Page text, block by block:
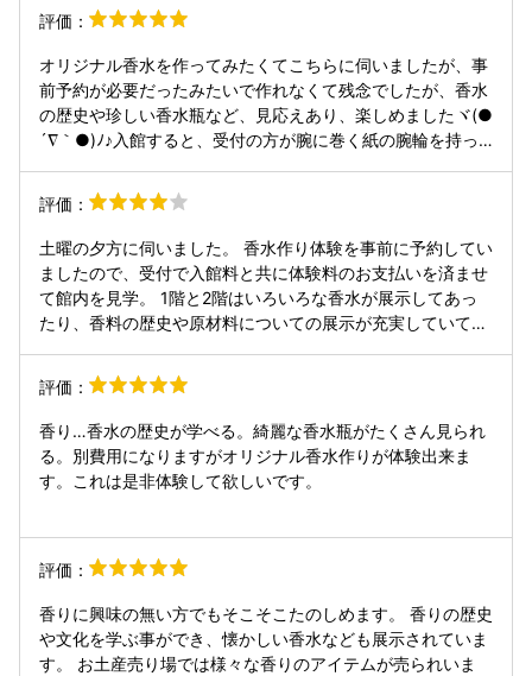
評価：
オリジナル香水を作ってみたくてこちらに伺いましたが、事
前予約が必要だったみたいで作れなくて残念でしたが、香水
の歴史や珍しい香水瓶など、見応えあり、楽しめましたヾ(●
´∇｀●)ﾉ♪入館すると、受付の方が腕に巻く紙の腕輪を持っ
好きな香りをその腕輪に一滴垂らして香りを楽しみながら博
物館めぐりをします(´˘`＊)♪１階「香りのプロダクトギャラ
リー」では膨大な量の香水コレクションを一堂に展示。２階
「香りのヒストリーギャラリー」では香りの歴史、人々との
関わりを展示。３階には「調香体験工房」があります♪1階で
は珍しい香水瓶や色々な香水の香りを嗅ぐ事が出来ます♪2階
には欠かせない物だったんだなと学びました(*^^*)♪3階には
ップにて薔薇のスプレーがあり、1本3000円くらいしたので
すが、薔薇の香りが気に入ったので購入しました♪その他に
も柑橘系の香りと、ユーカリ系の香りと花の香り2種類を爆
ので、テンション上がりすぎてちょっと買いすぎましたが、
お出かけ時や寝る前などに香りを楽しみたい時に使おうと思
*˙ω˙*)و ｸﾞｯ!♪
評価：
土曜の夕方に伺いました。 香水作り体験を事前に予約してい
ましたので、受付で入館料と共に体験料のお支払いを済ませ
て館内を見学。 1階と2階はいろいろな香水が展示してあっ
たり、香料の歴史や原材料についての展示が充実していて、
る数種類からトップノート、ミドルノート、ラストノートを
選んで調合しました。香りを組合せ、好みの香水が作れて大
満足。 30ミリリットルの瓶で持ち帰れますが、この瓶や、
ラベルも、いくつかある中から選べたので、まるでオリジナ
ルブランドの様です。 友人と一緒に楽しい時間を過ごせまし
た。
評価：
香り…香水の歴史が学べる。綺麗な香水瓶がたくさん見られ
る。別費用になりますがオリジナル香水作りが体験出来ま
す。これは是非体験して欲しいです。
評価：
香りに興味の無い方でもそこそこたのしめます。 香りの歴史
や文化を学ぶ事ができ、懐かしい香水なども展示されていま
す。 お土産売り場では様々な香りのアイテムが売られいま